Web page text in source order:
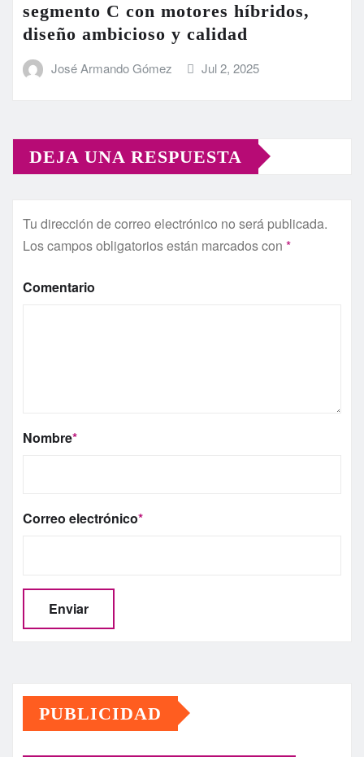
segmento C con motores híbridos,
diseño ambicioso y calidad
José Armando Gómez Jul 2, 2025
DEJA UNA RESPUESTA
Tu dirección de correo electrónico no será publicada.
Los campos obligatorios están marcados con *
Comentario
Nombre*
Correo electrónico*
PUBLICIDAD